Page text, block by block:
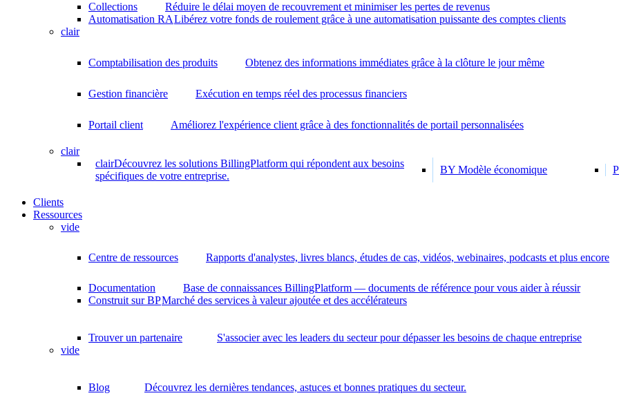
Collections
Réduire le délai moyen de recouvrement et minimiser les pertes de revenus
Automatisation RALibérez votre fonds de roulement grâce à une automatisation puissante des comptes clients
clair
Comptabilisation des produits Obtenez des informations immédiates grâce à la clôture le jour même
Gestion financière Exécution en temps réel des processus financiers
Portail client Améliorez l'expérience client grâce à des fonctionnalités de portail personnalisées
clair
clairDécouvrez les solutions BillingPlatform qui répondent aux besoins
spécifiques de votre entreprise.
BY Modèle économique
Clients
Ressources
vide
Centre de ressources Rapports d'analystes, livres blancs, études de cas, vidéos, webinaires, podcasts et plus encore
Documentation
Base de connaissances BillingPlatform — documents de référence pour vous aider à réussir
Construit sur BPMarché des services à valeur ajoutée et des accélérateurs
Trouver un partenaire
S'associer avec les leaders du secteur pour dépasser les besoins de chaque entreprise
vide
Blog Découvrez les dernières tendances, astuces et bonnes pratiques du secteur.